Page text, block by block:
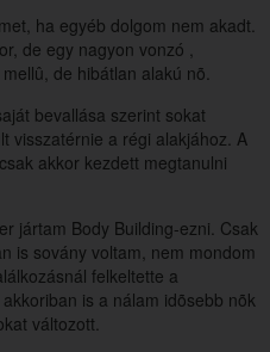
ha egyéb dolgom nem akadt.
de egy nagyon vonzó ,
de hibátlan alakú nõ.
bevallása szerint sokat
visszatérnie a régi alakjához. A
akkor kezdett megtanulni
jártam Body Building-ezni. Csak
is sovány voltam, nem mondom
felkeltette a
is a nálam idõsebb nõk
változott.